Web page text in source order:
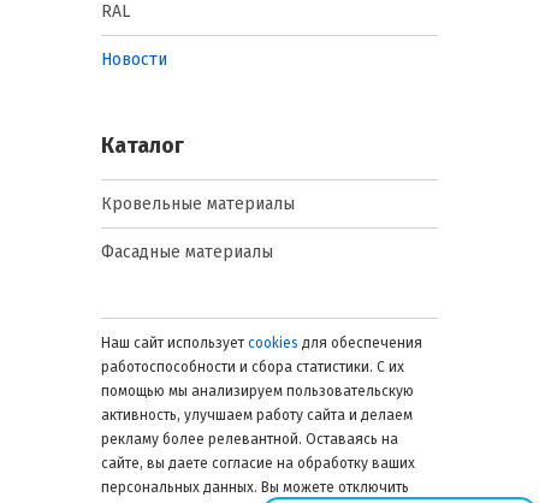
RAL
Новости
Каталог
Кровельные материалы
Фасадные материалы
Наш сайт использует cookies для обеспечения
работоспособности и сбора статистики. С их
помощью мы анализируем пользовательскую
активность, улучшаем работу сайта и делаем
рекламу более релевантной. Оставаясь на
сайте, вы даете согласие на обработку ваших
персональных данных. Вы можете отключить